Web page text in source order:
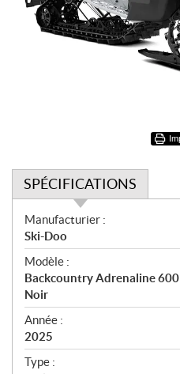
SPÉCIFICATIONS
S
p
é
c
i
f
i
c
a
Manufacturier :
Ski-Doo
Modèle :
Backcountry Adrenaline
Noir
Année :
2025
Type :